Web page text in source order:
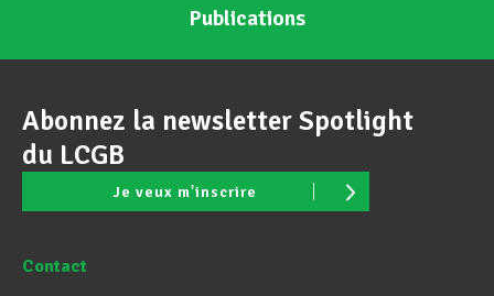
Publications
Abonnez la newsletter Spotlight
du LCGB
Je veux m'inscrire
Contact